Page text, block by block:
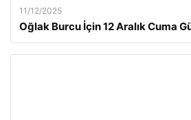
11/12/2025
Oğlak Burcu İçin 12 Aralık Cuma